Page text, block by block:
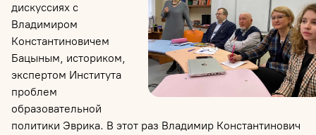
дискуссиях с
Владимиром
Константиновичем
Бацыным, историком,
экспертом Института
проблем
образовательной
политики Эврика. В этот раз Владимир Константинович